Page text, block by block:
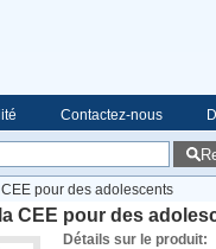
Contactez-nous
pour des adolescents
CEE pour des
Détails sur le produit: